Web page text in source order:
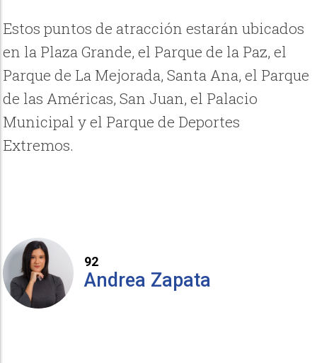
Estos puntos de atracción estarán ubicados
en la Plaza Grande, el Parque de la Paz, el
Parque de La Mejorada, Santa Ana, el Parque
de las Américas, San Juan, el Palacio
Municipal y el Parque de Deportes
Extremos.
92
Andrea Zapata